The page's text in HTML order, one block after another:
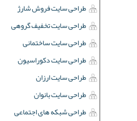
طراحی سایت فروش شارژ
طراحی سایت تخفیف گروهی
طراحی سایت ساختمانی
طراحی سایت دکوراسیون
طراحی سایت ارزان
طراحی سایت بانوان
طراحی شبکه های اجتماعی